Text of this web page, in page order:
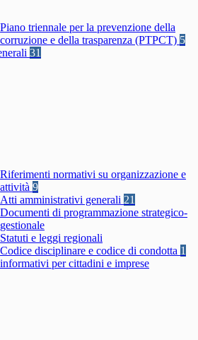
Piano triennale per la prevenzione della
corruzione e della trasparenza (PTPCT) 5
31
Riferimenti normativi su organizzazione e
attività 9
Atti amministrativi generali 21
Documenti di programmazione strategico-
gestionale
Statuti e leggi regionali
Codice disciplinare e codice di condotta 1
per cittadini e imprese